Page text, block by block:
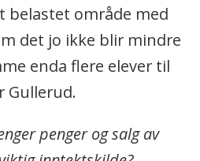
belastet område med
det jo ikke blir mindre
enda flere elever til
Gullerud.
penger og salg av